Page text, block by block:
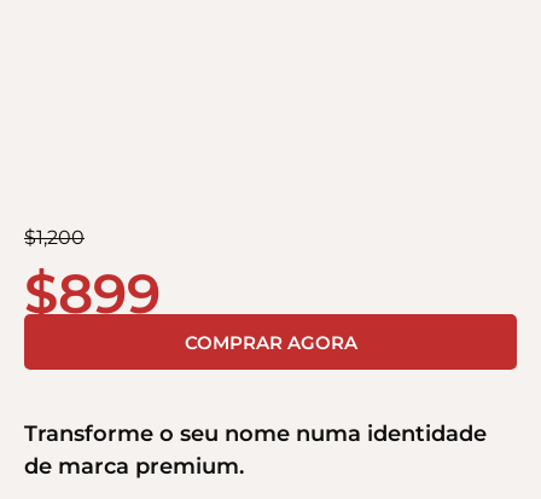
$1,200
$899
COMPRAR AGORA
Transforme o seu nome numa identidade
de marca premium.